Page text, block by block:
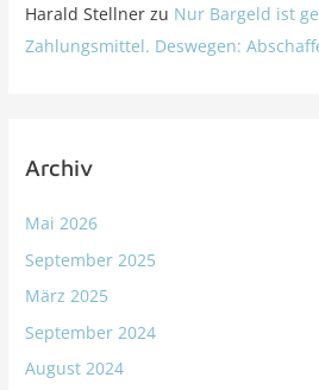
Harald Stellner zu Nur Bargeld ist
Zahlungsmittel. Deswegen:
Archiv
Mai 2026
September 2025
März 2025
September 2024
August 2024